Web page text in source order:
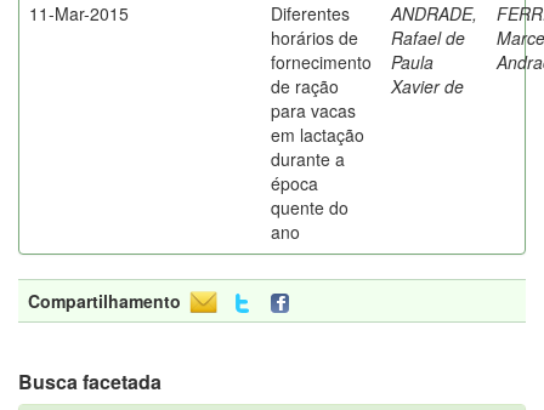
11-Mar-2015
Diferentes
horários de
fornecimento
de ração
para vacas
em lactação
durante a
época
quente do
ano
ANDRADE,
Rafael de
Paula
Xavier de
Compartilhamento
Busca facetada